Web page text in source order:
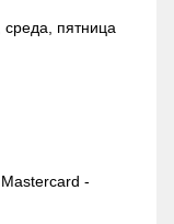
пятница
-